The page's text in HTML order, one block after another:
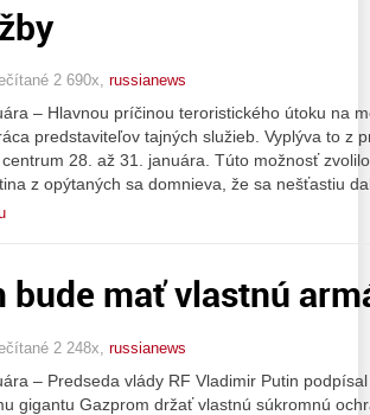
2 690x, russianews
– Hlavnou príčinou teroristického útoku na
predstaviteľov tajných služieb. Vyplýva to z
28. až 31. januára. Túto možnosť
z opýtaných sa domnieva, že sa nešťastiu
bude mať vlastnú
2 248x, russianews
– Predseda vlády RF Vladimir Putin
gigantu Gazprom držať vlastnú súkromnú